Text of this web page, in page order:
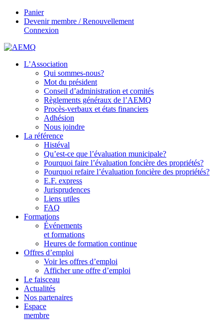
Panier
Devenir membre / Renouvellement
Connexion
L’Association
Qui sommes-nous?
Mot du président
Conseil d’administration et comités
Règlements généraux de l’AEMQ
Procès-verbaux et états financiers
Adhésion
Nous joindre
La référence
Histéval
Qu’est-ce que l’évaluation municipale?
Pourquoi faire l’évaluation foncière des propriétés?
Pourquoi refaire l’évaluation foncière des propriétés?
E.F. express
Jurisprudences
Liens utiles
FAQ
Formations
Événements
et formations
Heures de formation continue
Offres d’emploi
Voir les offres d’emploi
Afficher une offre d’emploi
Le faisceau
Actualités
Nos partenaires
Espace
membre